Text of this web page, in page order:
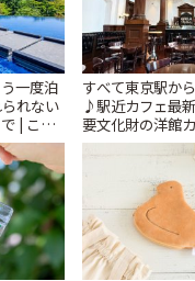
一度泊
れない
| こと
すべて東京駅か
♪駅近カフェ最
要文化財の洋館
札すぐのレトロ